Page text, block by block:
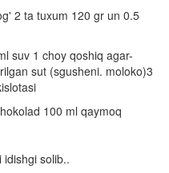
2 ta tuxum 120 gr un 0.5
suv 1 choy qoshiq agar-
sut (sgusheni. moloko)3
100 ml qaymoq
idishgi solib..